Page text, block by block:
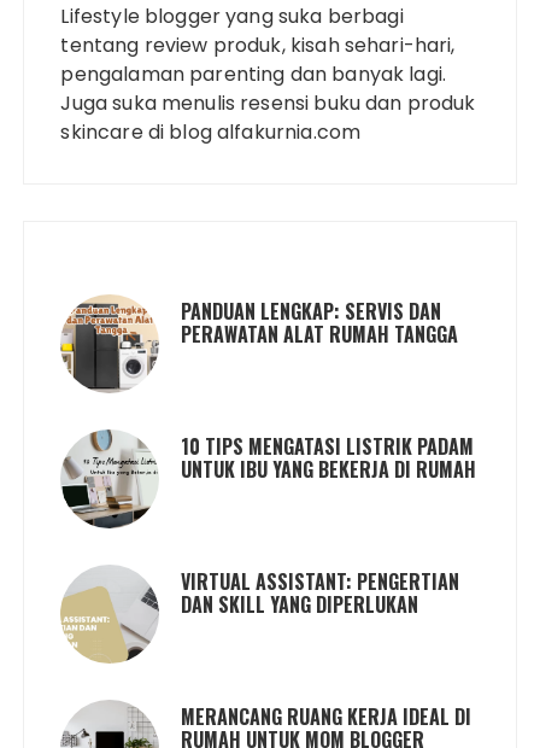
Lifestyle blogger yang suka berbagi
tentang review produk, kisah sehari-hari,
pengalaman parenting dan banyak lagi.
Juga suka menulis resensi buku dan produk
skincare di blog alfakurnia.com
PANDUAN LENGKAP: SERVIS DAN
PERAWATAN ALAT RUMAH TANGGA
10 TIPS MENGATASI LISTRIK PADAM
UNTUK IBU YANG BEKERJA DI RUMAH
VIRTUAL ASSISTANT: PENGERTIAN
DAN SKILL YANG DIPERLUKAN
MERANCANG RUANG KERJA IDEAL DI
RUMAH UNTUK MOM BLOGGER